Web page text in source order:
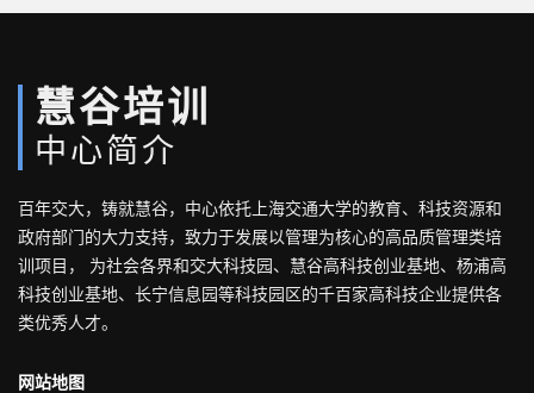
慧谷培训
中心简介
百年交大，铸就慧谷，中心依托上海交通大学的教育、科技资源和
政府部门的大力支持，致力于发展以管理为核心的高品质管理类培
训项目， 为社会各界和交大科技园、慧谷高科技创业基地、杨浦高
科技创业基地、长宁信息园等科技园区的千百家高科技企业提供各
类优秀人才。
网站地图